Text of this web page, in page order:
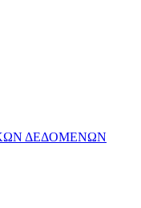
ΔΕΔΟΜΕΝΩΝ